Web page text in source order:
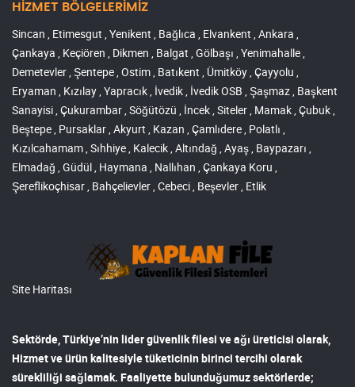
HİZMET BÖLGELERİMİZ
Sincan , Etimesgut , Yenikent , Bağlıca , Elvankent , Ankara ,
Çankaya , Keçiören , Dikmen , Balgat , Gölbaşı , Yenimahalle ,
Demetevler , Şentepe , Ostim , Batıkent , Ümitköy , Çayyolu ,
Eryaman , Kızılay , Yapracık , İvedik , İvedik OSB , Şaşmaz , Başkent
Sanayisi , Çukurambar , Söğütözü , İncek , Siteler , Mamak , Çubuk ,
Beştepe , Pursaklar , Akyurt , Kazan , Çamlıdere , Polatlı ,
Kızılcahamam , Sıhhiye , Kalecik , Altındağ , Ayaş , Baypazarı ,
Elmadağ , Güdül , Haymana , Nallıhan , Çankaya Koru ,
Şereflikoçhisar , Bahçelievler , Cebeci , Beşevler , Etlik
Site Haritası
Sektörde, Türkiye’nin lidergüvenlik filesi ve ağı üreticisi olarak,
Hizmet ve ürün kalitesiyle tüketicinin birinci tercihi olarak
sürekliliği sağlamak. Faaliyette bulunduğumuz sektörlerde;